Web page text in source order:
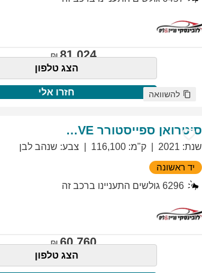
81,024
הצג טלפון
חזרו אלי להשוואה
סיטרואן ספייסטורר EXCLUSIVE
שנת:
2021 ק"מ:
116,100 צבע: שנהב לבן
יד ראשונה
6296 גולשים התעניינו ברכב זה
60,760
הצג טלפון